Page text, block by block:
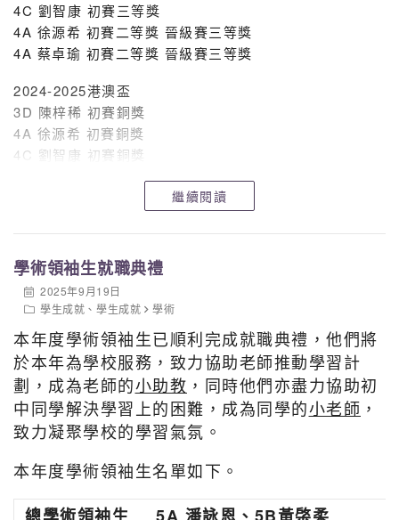
4C 劉智康 初賽三等獎
4A 徐源希 初賽二等獎 晉級賽三等獎
4A 蔡卓瑜 初賽二等獎 晉級賽三等獎
2024-2025港澳盃
3D 陳梓稀 初賽銅獎
4A 徐源希 初賽銅獎
4C 劉智康 初賽銅獎
6A 呂羨柔 初賽銅獎
6A 林兆樟 初賽銅獎
5A 趙靈兒 初賽銀獎
6A 邱奕威 初賽銀獎
2024-2025 AIMO晉級賽
3D 陳梓稀 銅獎
2024-2025 亞洲國際數學奧林匹克公開賽總決賽
3D 陳梓稀 銅獎
恭賀以上同學！期望各位同學也能夠在課業之餘更多參加
校外不同比賽，開闊視野，奪得佳績！
繼續閱讀
學術領袖生就職典禮
2025年9月19日
學生成就 、學生成就 學術
本年度學術領袖生已順利完成就職典禮，他們將
於本年為學校服務，致力協助老師推動學習計
劃，成為老師的小助教 ，同時他們亦盡力協助初
中同學解決學習上的困難，成為同學的小老師 ，
致力凝聚學校的學習氣氛。
本年度學術領袖生名單如下。